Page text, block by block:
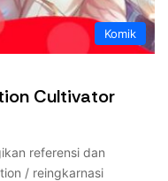
Komik
Cultivator
referensi dan
/ reingkarnasi